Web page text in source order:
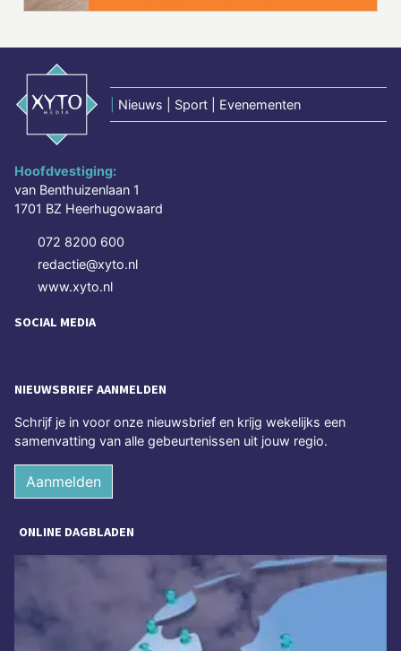
Nieuws | Sport | Evenementen
Hoofdvestiging:
van Benthuizenlaan 1
1701 BZ Heerhugowaard
072 8200 600
redactie@xyto.nl
www.xyto.nl
SOCIAL MEDIA
NIEUWSBRIEF AANMELDEN
Schrijf je in voor onze nieuwsbrief en krijg wekelijks een
samenvatting van alle gebeurtenissen uit jouw regio.
Aanmelden
ONLINE DAGBLADEN